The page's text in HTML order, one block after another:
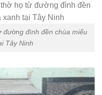
đường đình đền chùa miếu
Tây Ninh